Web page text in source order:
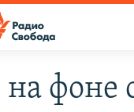
на фоне